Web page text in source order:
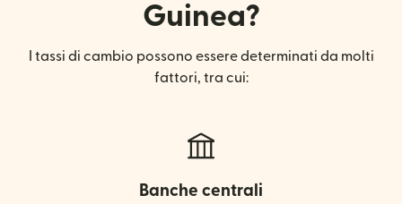
Guinea?
I tassi di cambio possono essere determinati da molti
fattori, tra cui:
Banche centrali